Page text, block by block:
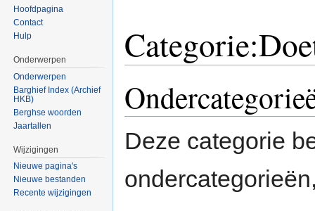
Deze categorie
Hoofdpagina
Contact
Hulp
Onderwerpen
Onderwerpen
Barghief Index (Archief
HKB)
Berghse woorden
Jaartallen
Wijzigingen
Nieuwe pagina's
Nieuwe bestanden
Recente wijzigingen